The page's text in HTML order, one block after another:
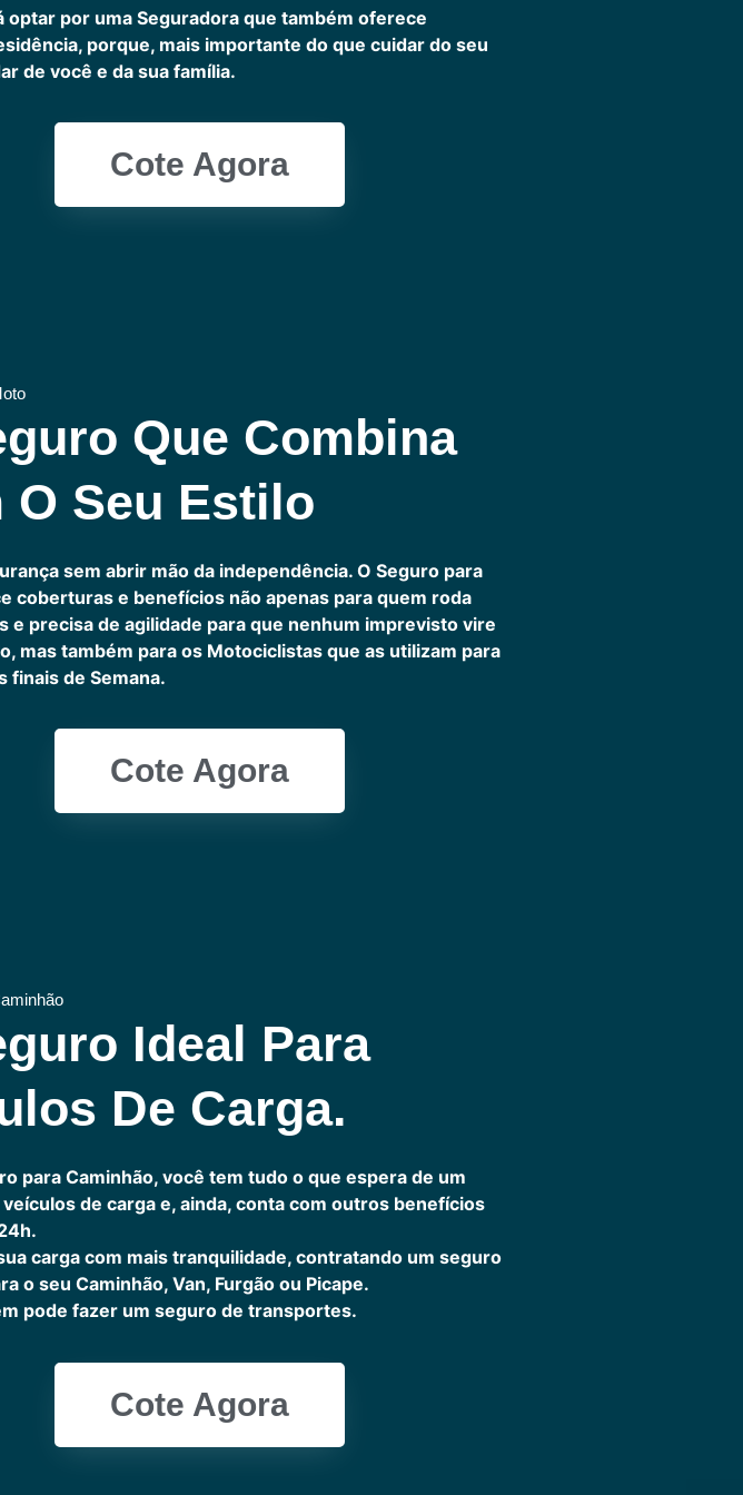
optar por uma Seguradora que também oferece
porque, mais importante do que cuidar do seu
de você e da sua família.
Cote Agora
Que Combina
O Seu Estilo
sem abrir mão da independência. O Seguro para
coberturas e benefícios não apenas para quem roda
e precisa de agilidade para que nenhum imprevisto vire
mas também para os Motociclistas que as utilizam para
finais de Semana.
Cote Agora
Ideal Para
De Carga.
para Caminhão, você tem tudo o que espera de um
de carga e, ainda, conta com outros benefícios
carga com mais tranquilidade, contratando um seguro
o seu Caminhão, Van, Furgão ou Picape.
pode fazer um seguro de transportes.
Cote Agora